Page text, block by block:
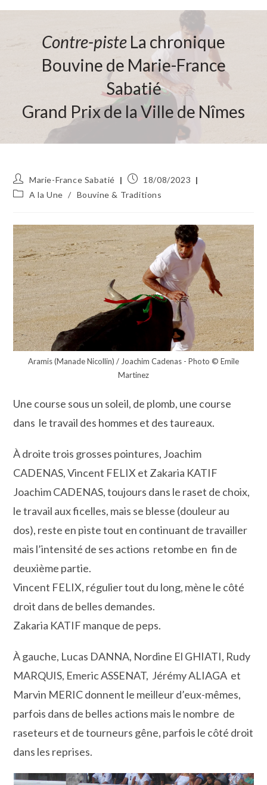
Contre-piste La chronique
Bouvine de Marie-France
Sabatié
Grand Prix de la Ville de Nîmes
Auteur/autrice
de
Marie-France Sabatié
Publication
publiée :
18/08/2023
PostA la Une / Bouvine & Traditions
Aramis (Manade Nicollin) / Joachim Cadenas - Photo © Emile
Martinez
Une course sous un soleil, de plomb, une course
dans le travail des hommes et des taureaux.
À droite trois grosses pointures, Joachim
CADENAS, Vincent FELIX et Zakaria KATIF
Joachim CADENAS, toujours dans le raset de choix,
le travail aux ficelles, mais se blesse (douleur au
dos), reste en piste tout en continuant de travailler
mais l’intensité de ses actions retombe en fin de
deuxième partie.
Vincent FELIX, régulier tout du long, mène le côté
droit dans de belles demandes.
Zakaria KATIF manque de peps.
À gauche, Lucas DANNA, Nordine El GHIATI, Rudy
MARQUIS, Emeric ASSENAT, Jérémy ALIAGA et
Marvin MERIC donnent le meilleur d’eux-mêmes,
parfois dans de belles actions mais le nombre de
raseteurs et de tourneurs gêne, parfois le côté droit
dans les reprises.